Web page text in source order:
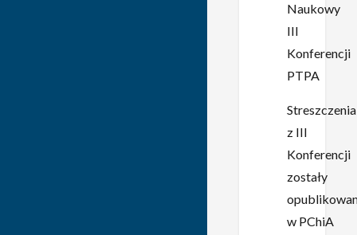
Naukowy
III
Konferencji
PTPA
Streszczenia
z III
Konferencji
zostały
w PChiA